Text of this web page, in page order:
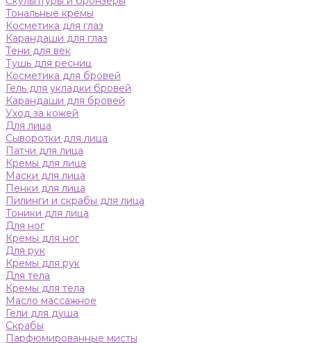
Тональные кремы
Косметика для глаз
Карандаши для глаз
Тени для век
Тушь для ресниц
Косметика для бровей
Гель для укладки бровей
Карандаши для бровей
Уход за кожей
Для лица
Сыворотки для лица
Патчи для лица
Кремы для лица
Маски для лица
Пенки для лица
Пилинги и скрабы для лица
Тоники для лица
Для ног
Кремы для ног
Для рук
Кремы для рук
Для тела
Кремы для тела
Масло массажное
Гели для душа
Скрабы
Парфюмированные мисты